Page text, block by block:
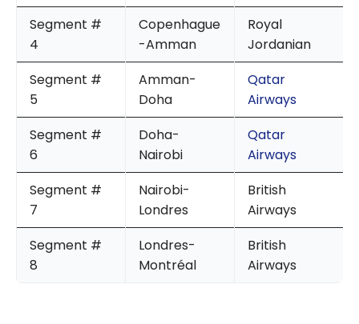
Segment #
4
Copenhague
-Amman
Royal
Jordanian
Segment #
5
Amman-
Doha
Qatar
Airways
Segment #
6
Doha-
Nairobi
Qatar
Airways
Segment #
7
Nairobi-
Londres
British
Airways
Segment #
8
Londres-
Montréal
British
Airways